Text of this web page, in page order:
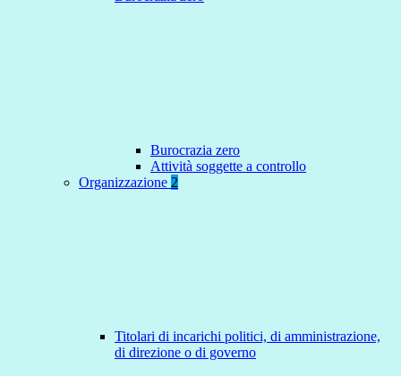
Burocrazia zero
Attività soggette a controllo
Organizzazione 2
Titolari di incarichi politici, di amministrazione,
di direzione o di governo